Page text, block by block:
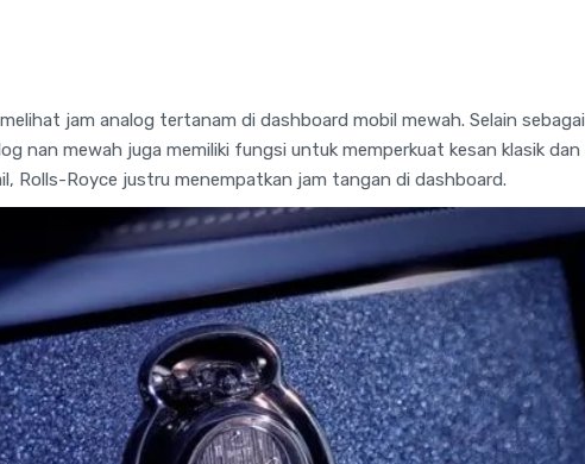
jam analog tertanam di dashboard mobil mewah. Selain sebagai
nan mewah juga memiliki fungsi untuk memperkuat kesan klasik dan
Rolls-Royce justru menempatkan jam tangan di dashboard.